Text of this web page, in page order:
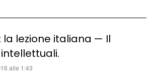
la lezione italiana — Il
alle 1:43